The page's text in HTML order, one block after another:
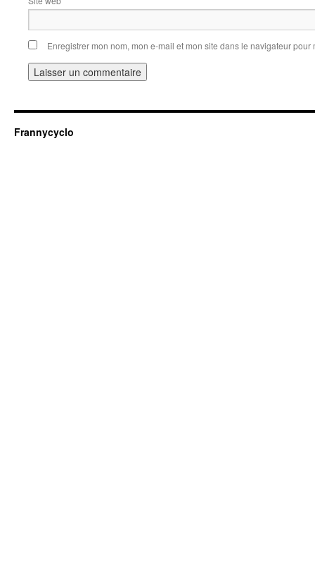
Enregistrer mon nom, mon e-mail et mon site dans le navigateur
Frannycyclo